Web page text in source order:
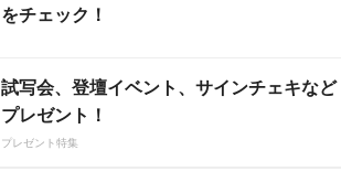
をチェック！
試写会、登壇イベント、サインチェキなど
プレゼント！
プレゼント特集